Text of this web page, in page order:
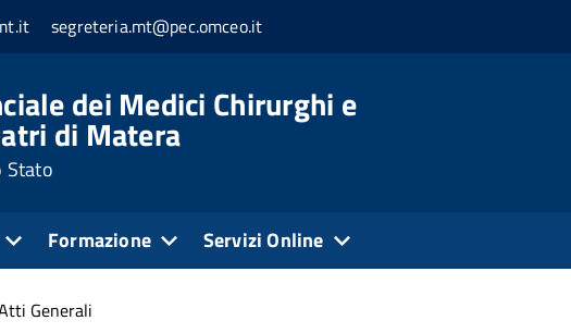
segreteria.mt@pec.omceo.it
dei Medici Chirurghi e
di Matera
Stato
Formazione Servizi Online
Generali